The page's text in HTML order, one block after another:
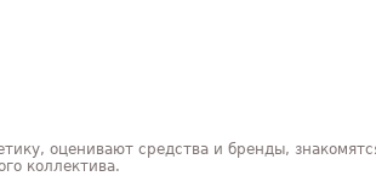
оценивают средства и бренды,
коллектива.